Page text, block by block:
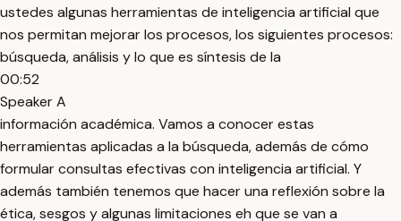
ustedes algunas herramientas de inteligencia artificial que
nos permitan mejorar los procesos, los siguientes procesos:
búsqueda, análisis y lo que es síntesis de la
00:52
Speaker A
información académica. Vamos a conocer estas
herramientas aplicadas a la búsqueda, además de cómo
formular consultas efectivas con inteligencia artificial. Y
además también tenemos que hacer una reflexión sobre la
ética, sesgos y algunas limitaciones eh que se van a